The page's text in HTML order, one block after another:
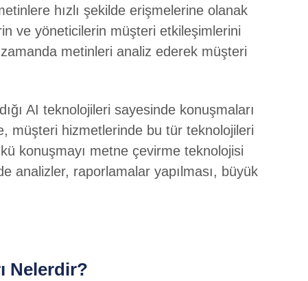
hızlı şekilde erişmelerine olanak
ve yöneticilerin müşteri etkileşimlerini
metinleri analiz ederek müşteri
AI teknolojileri sayesinde konuşmaları
müşteri hizmetlerinde bu tür teknolojileri
konuşmayı metne çevirme teknolojisi
analizler, raporlamalar yapılması, büyük
Nelerdir?